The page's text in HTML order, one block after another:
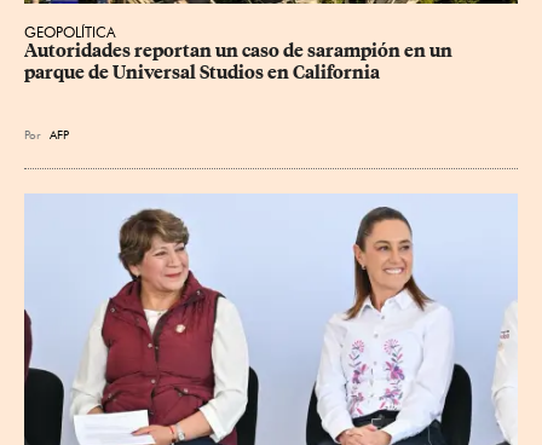
GEOPOLÍTICA
Autoridades reportan un caso de sarampión en un
parque de Universal Studios en California
Por AFP